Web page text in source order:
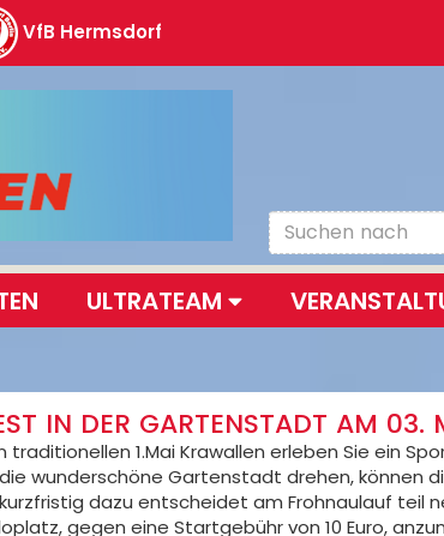
VfB Hermsdorf
ULTRATEAM
IN DER GARTENSTADT AM 03.
1.Mai Krawallen erleben Sie ein
wunderschöne Gartenstadt drehen, können
dazu entscheidet am Frohnaulauf teil
gegen eine Startgebühr von 10 Euro,